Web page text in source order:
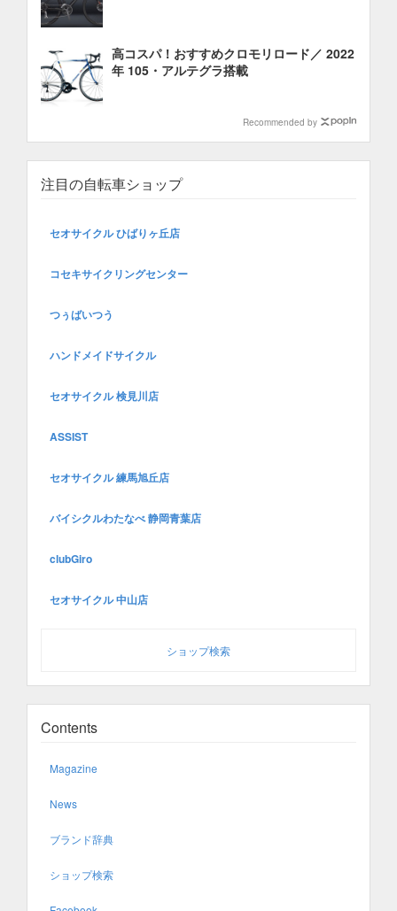
高コスパ！おすすめクロモリロード／ 2022
年 105・アルテグラ搭載
Recommended by
注目の自転車ショップ
セオサイクル ひばりヶ丘店
コセキサイクリングセンター
つぅばいつう
ハンドメイドサイクル
セオサイクル 検見川店
ASSIST
セオサイクル 練馬旭丘店
バイシクルわたなべ 静岡青葉店
clubGiro
セオサイクル 中山店
ショップ検索
Contents
Magazine
News
ブランド辞典
ショップ検索